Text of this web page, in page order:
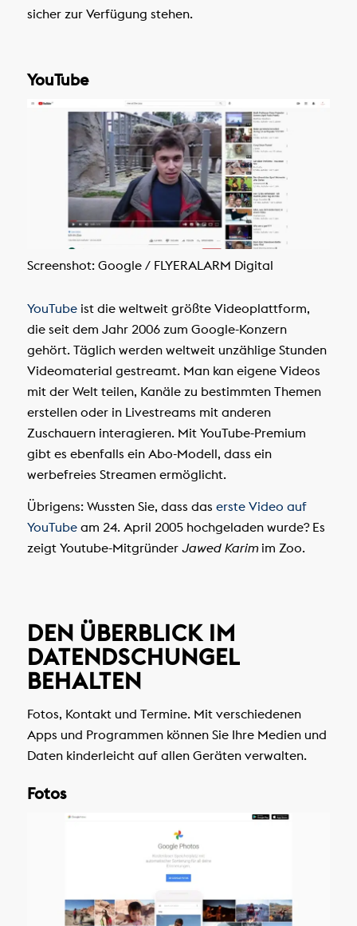
sicher zur Verfügung stehen.
YouTube
Screenshot: Google / FLYERALARM Digital
YouTubeist die weltweit größte Videoplattform,
die seit dem Jahr 2006 zum Google-Konzern
gehört. Täglich werden weltweit unzählige Stunden
Videomaterial gestreamt. Man kan eigene Videos
mit der Welt teilen, Kanäle zu bestimmten Themen
erstellen oder in Livestreams mit anderen
Zuschauern interagieren. Mit YouTube-Premium
gibt es ebenfalls ein Abo-Modell, dass ein
werbefreies Streamen ermöglicht.
Übrigens: Wussten Sie, dass das erste Video auf
YouTubeam 24. April 2005 hochgeladen wurde? Es
zeigt Youtube-Mitgründer Jawed Karimim Zoo.
DEN ÜBERBLICK IM
DATENDSCHUNGEL
BEHALTEN
Fotos, Kontakt und Termine. Mit verschiedenen
Apps und Programmen können Sie Ihre Medien und
Daten kinderleicht auf allen Geräten verwalten.
Fotos